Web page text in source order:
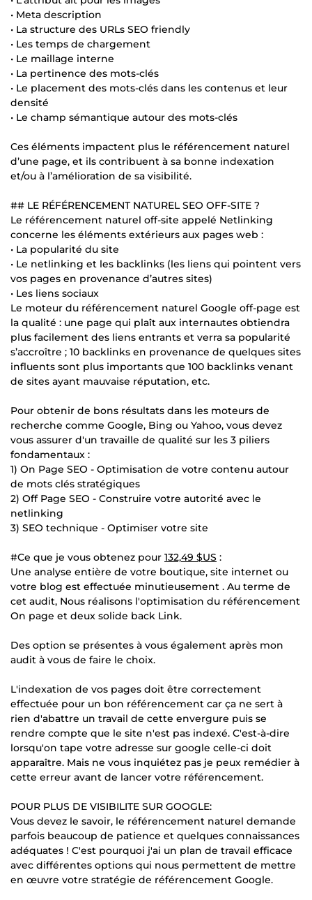
• Meta description
• La structure des URLs SEO friendly
• Les temps de chargement
• Le maillage interne
• La pertinence des mots-clés
• Le placement des mots-clés dans les contenus et leur
densité
• Le champ sémantique autour des mots-clés
Ces éléments impactent plus le référencement naturel
d’une page, et ils contribuent à sa bonne indexation
et/ou à l’amélioration de sa visibilité.
## LE RÉFÉRENCEMENT NATUREL SEO OFF-SITE ?
Le référencement naturel off-site appelé Netlinking
concerne les éléments extérieurs aux pages web :
• La popularité du site
• Le netlinking et les backlinks (les liens qui pointent vers
vos pages en provenance d’autres sites)
• Les liens sociaux
Le moteur du référencement naturel Google off-page est
la qualité : une page qui plaît aux internautes obtiendra
plus facilement des liens entrants et verra sa popularité
s’accroître ; 10 backlinks en provenance de quelques sites
influents sont plus importants que 100 backlinks venant
de sites ayant mauvaise réputation, etc.
Pour obtenir de bons résultats dans les moteurs de
recherche comme Google, Bing ou Yahoo, vous devez
vous assurer d'un travaille de qualité sur les 3 piliers
fondamentaux :
1) On Page SEO - Optimisation de votre contenu autour
de mots clés stratégiques
2) Off Page SEO - Construire votre autorité avec le
netlinking
3) SEO technique - Optimiser votre site
#Ce que je vous obtenez pour 132,49 $US :
Une analyse entière de votre boutique, site internet ou
votre blog est effectuée minutieusement . Au terme de
cet audit, Nous réalisons l'optimisation du référencement
On page et deux solide back Link.
Des option se présentes à vous également après mon
audit à vous de faire le choix.
L'indexation de vos pages doit être correctement
effectuée pour un bon référencement car ça ne sert à
rien d'abattre un travail de cette envergure puis se
rendre compte que le site n'est pas indexé. C'est-à-dire
lorsqu'on tape votre adresse sur google celle-ci doit
apparaître. Mais ne vous inquiétez pas je peux remédier à
cette erreur avant de lancer votre référencement.
POUR PLUS DE VISIBILITE SUR GOOGLE:
Vous devez le savoir, le référencement naturel demande
parfois beaucoup de patience et quelques connaissances
adéquates ! C'est pourquoi j'ai un plan de travail efficace
avec différentes options qui nous permettent de mettre
en œuvre votre stratégie de référencement Google.